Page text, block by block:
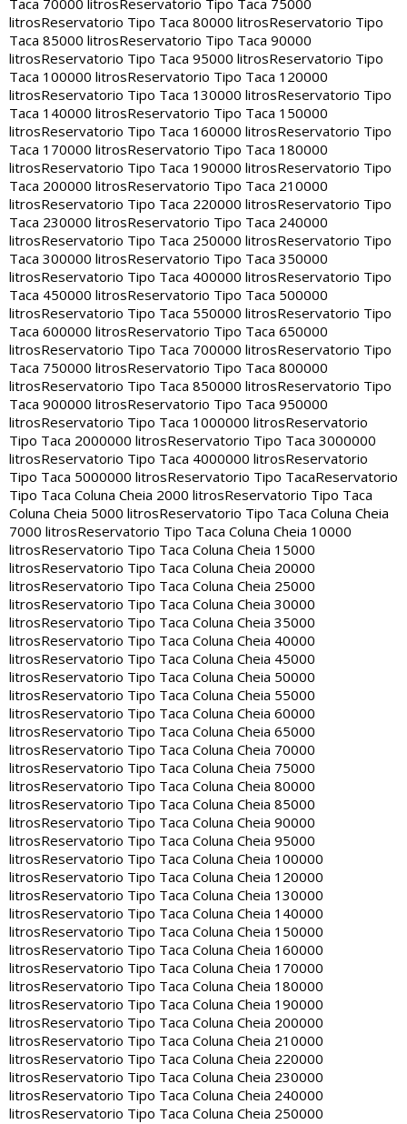
Taca 70000 litros Reservatorio Tipo Taca 75000
litrosReservatorio Tipo Taca 80000 litrosReservatorio Tipo
Taca 85000 litrosReservatorio Tipo Taca 90000
litrosReservatorio Tipo Taca 95000 litrosReservatorio Tipo
Taca 100000 litrosReservatorio Tipo Taca 120000
litrosReservatorio Tipo Taca 130000 litrosReservatorio Tipo
Taca 140000 litrosReservatorio Tipo Taca 150000
litrosReservatorio Tipo Taca 160000 litrosReservatorio Tipo
Taca 170000 litrosReservatorio Tipo Taca 180000
litrosReservatorio Tipo Taca 190000 litrosReservatorio Tipo
Taca 200000 litrosReservatorio Tipo Taca 210000
litrosReservatorio Tipo Taca 220000 litrosReservatorio Tipo
Taca 230000 litrosReservatorio Tipo Taca 240000
litrosReservatorio Tipo Taca 250000 litrosReservatorio Tipo
Taca 300000 litrosReservatorio Tipo Taca 350000
litrosReservatorio Tipo Taca 400000 litrosReservatorio Tipo
Taca 450000 litrosReservatorio Tipo Taca 500000
litrosReservatorio Tipo Taca 550000 litrosReservatorio Tipo
Taca 600000 litrosReservatorio Tipo Taca 650000
litrosReservatorio Tipo Taca 700000 litrosReservatorio Tipo
Taca 750000 litrosReservatorio Tipo Taca 800000
litrosReservatorio Tipo Taca 850000 litrosReservatorio Tipo
Taca 900000 litrosReservatorio Tipo Taca 950000
litrosReservatorio Tipo Taca 1000000 litrosReservatorio
Tipo Taca 2000000 litrosReservatorio Tipo Taca 3000000
litrosReservatorio Tipo Taca 4000000 litrosReservatorio
Tipo Taca 5000000 litrosReservatorio Tipo TacaReservatorio
Tipo Taca Coluna Cheia 2000 litrosReservatorio Tipo Taca
Coluna Cheia 5000 litrosReservatorio Tipo Taca Coluna Cheia
7000 litrosReservatorio Tipo Taca Coluna Cheia 10000
litrosReservatorio Tipo Taca Coluna Cheia 15000
litrosReservatorio Tipo Taca Coluna Cheia 20000
litrosReservatorio Tipo Taca Coluna Cheia 25000
litrosReservatorio Tipo Taca Coluna Cheia 30000
litrosReservatorio Tipo Taca Coluna Cheia 35000
litrosReservatorio Tipo Taca Coluna Cheia 40000
litrosReservatorio Tipo Taca Coluna Cheia 45000
litrosReservatorio Tipo Taca Coluna Cheia 50000
litrosReservatorio Tipo Taca Coluna Cheia 55000
litrosReservatorio Tipo Taca Coluna Cheia 60000
litrosReservatorio Tipo Taca Coluna Cheia 65000
litrosReservatorio Tipo Taca Coluna Cheia 70000
litrosReservatorio Tipo Taca Coluna Cheia 75000
litrosReservatorio Tipo Taca Coluna Cheia 80000
litrosReservatorio Tipo Taca Coluna Cheia 85000
litrosReservatorio Tipo Taca Coluna Cheia 90000
litrosReservatorio Tipo Taca Coluna Cheia 95000
litrosReservatorio Tipo Taca Coluna Cheia 100000
litrosReservatorio Tipo Taca Coluna Cheia 120000
litrosReservatorio Tipo Taca Coluna Cheia 130000
litrosReservatorio Tipo Taca Coluna Cheia 140000
litrosReservatorio Tipo Taca Coluna Cheia 150000
litrosReservatorio Tipo Taca Coluna Cheia 160000
litrosReservatorio Tipo Taca Coluna Cheia 170000
litrosReservatorio Tipo Taca Coluna Cheia 180000
litrosReservatorio Tipo Taca Coluna Cheia 190000
litrosReservatorio Tipo Taca Coluna Cheia 200000
litrosReservatorio Tipo Taca Coluna Cheia 210000
litrosReservatorio Tipo Taca Coluna Cheia 220000
litrosReservatorio Tipo Taca Coluna Cheia 230000
litrosReservatorio Tipo Taca Coluna Cheia 240000
litrosReservatorio Tipo Taca Coluna Cheia 250000